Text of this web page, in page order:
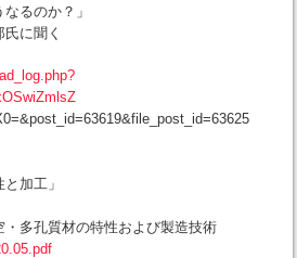
るのか？」
に聞く
加工」
・多孔質材の特性および製造技術